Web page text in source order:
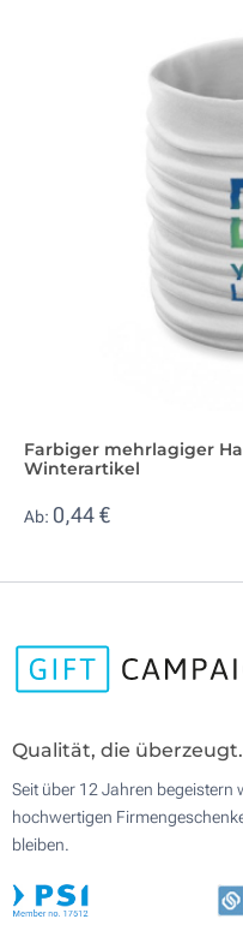
Farbiger mehrlagiger
Winterartikel
Ab: 0,44 €
Qualität, die überzeugt.
Seit über 12 Jahren
hochwertigen
bleiben.